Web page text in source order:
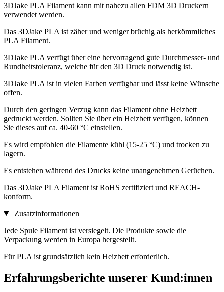
3DJake PLA Filament kann mit nahezu allen FDM 3D Druckern
verwendet werden.
Das 3DJake PLA ist zäher und weniger brüchig als herkömmliches
PLA Filament.
3DJake PLA verfügt über eine hervorragend gute Durchmesser- und
Rundheitstoleranz, welche für den 3D Druck notwendig ist.
3DJake PLA ist in vielen Farben verfügbar und lässt keine Wünsche
offen.
Durch den geringen Verzug kann das Filament ohne Heizbett
gedruckt werden. Sollten Sie über ein Heizbett verfügen, können
Sie dieses auf ca. 40-60 °C einstellen.
Es wird empfohlen die Filamente kühl (15-25 °C) und trocken zu
lagern.
Es entstehen während des Drucks keine unangenehmen Gerüchen.
Das 3DJake PLA Filament ist RoHS zertifiziert und REACH-
konform.
Zusatzinformationen
Jede Spule Filament ist versiegelt. Die Produkte sowie die
Verpackung werden in Europa hergestellt.
Für PLA ist grundsätzlich kein Heizbett erforderlich.
Erfahrungsberichte unserer Kund:innen